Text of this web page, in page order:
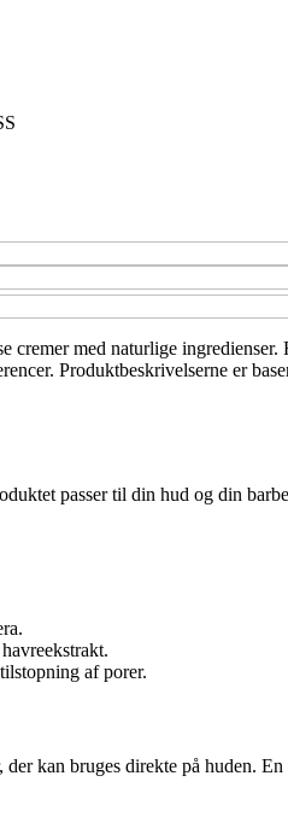
med naturlige
Produktbeskrivelserne er
passer til din hud og din
af porer.
kan bruges direkte på huden.